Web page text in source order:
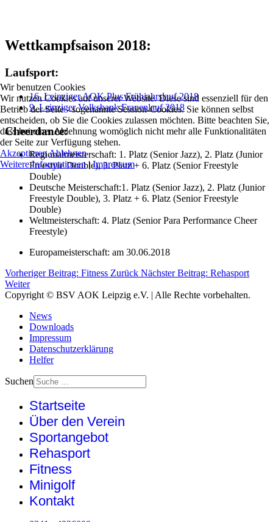
Wettkampfsaison 2018:
Laufsport:
16. Leipziger AOK Plus Frühjahrslauf 2018
9. Leipziger Volksbank Frauenlauf 2018
Cheerdance:
Regionalmeisterschaft: 1. Platz (Senior Jazz), 2. Platz (Junior
Freestyle Double), 3. Platz + 6. Platz (Senior Freestyle
Double)
Deutsche Meisterschaft:1. Platz (Senior Jazz), 2. Platz (Junior
Freestyle Double), 3. Platz + 6. Platz (Senior Freestyle
Double)
Weltmeisterschaft: 4. Platz (Senior Para Performance Cheer
Freestyle)
Europameisterschaft: am 30.06.2018
Vorheriger Beitrag: Fitness Zurück Nächster Beitrag: Rehasport
Weiter
Copyright © BSV AOK Leipzig e.V. | Alle Rechte vorbehalten.
News
Downloads
Impressum
Datenschutzerklärung
Helfer
Suchen
Startseite
Über den Verein
Sportangebot
Rehasport
Fitness
Minigolf
Kontakt
Wir benutzen Cookies
Wir nutzen Cookies auf unserer Website. Diese sind essenziell für den
Betrieb der Seite - sogenannte Session-Cookies. Sie können selbst
entscheiden, ob Sie die Cookies zulassen möchten. Bitte beachten Sie,
dass bei einer Ablehnung womöglich nicht mehr alle Funktionalitäten
der Seite zur Verfügung stehen.
AkzeptierenAblehnen
Weitere Informationen|Impressum